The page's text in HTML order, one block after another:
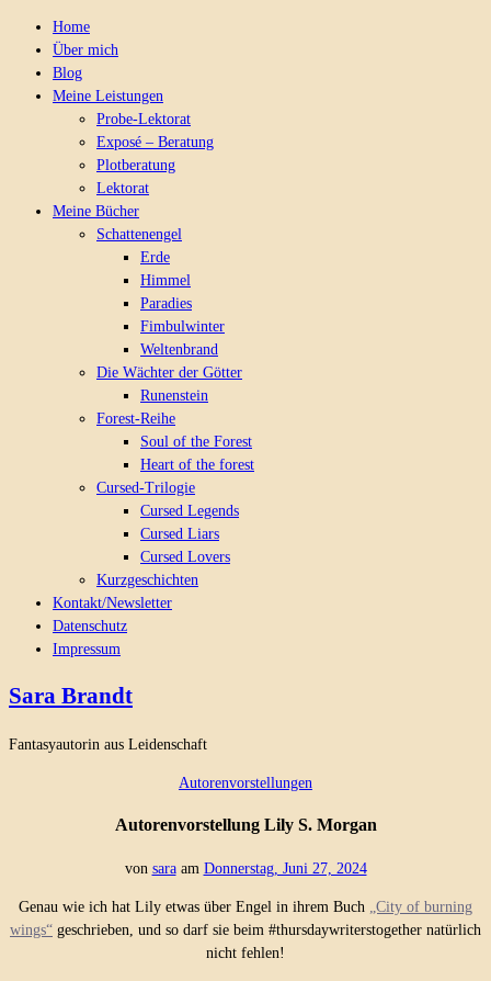
Home
Über mich
Blog
Meine Leistungen
Probe-Lektorat
Exposé – Beratung
Plotberatung
Lektorat
Meine Bücher
Schattenengel
Erde
Himmel
Paradies
Fimbulwinter
Weltenbrand
Die Wächter der Götter
Runenstein
Forest-Reihe
Soul of the Forest
Heart of the forest
Cursed-Trilogie
Cursed Legends
Cursed Liars
Cursed Lovers
Kurzgeschichten
Kontakt/Newsletter
Datenschutz
Impressum
Sara Brandt
Fantasyautorin aus Leidenschaft
Autorenvorstellungen
Autorenvorstellung Lily S. Morgan
von sara am Donnerstag, Juni 27, 2024
Genau wie ich hat Lily etwas über Engel in ihrem Buch
„City of burning
wings“ geschrieben, und so darf sie beim #thursdaywriterstogether natürlich
nicht fehlen!